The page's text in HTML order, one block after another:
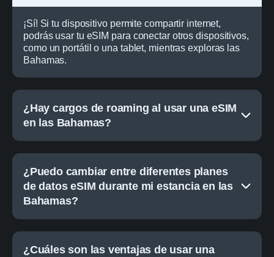
¡Sí! Si tu dispositivo permite compartir internet,
podrás usar tu eSIM para conectar otros dispositivos,
como un portátil o una tablet, mientras exploras las
Bahamas.
¿Hay cargos de roaming al usar una eSIM
en las Bahamas?
¿Puedo cambiar entre diferentes planes
de datos eSIM durante mi estancia en las
Bahamas?
¿Cuáles son las ventajas de usar una